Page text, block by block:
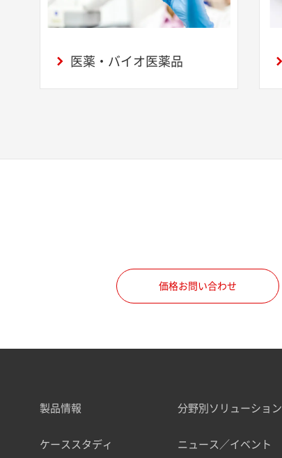
医薬・バイオ医薬品
価格お問い合わせ
製品情報 分野別ソリューション
ケーススタディ ニュース／イベント